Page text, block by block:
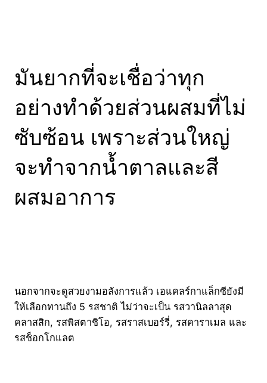
มันยากที่จะเชื่อว่าทุก
อย่างทำด้วยส่วนผสมที่ไม่
ซับซ้อน เพราะส่วนใหญ่
จะทำจากน้ำตาลและสี
ผสมอาการ
นอกจากจะดูสวยงามอลังการแล้ว เอแคลร์กาแล็กซียังมี
ให้เลือกทานถึง 5 รสชาติ ไม่ว่าจะเป็น รสวานิลลาสุด
คลาสสิก, รสพิสตาชิโอ, รสราสเบอร์รี่, รสคาราเมล และ
รสช็อกโกแลต